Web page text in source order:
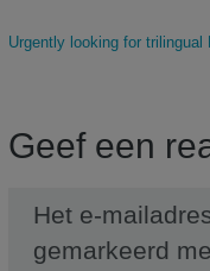
Urgently looking for trilingual
Geef een
Het e-
gemarkeerd